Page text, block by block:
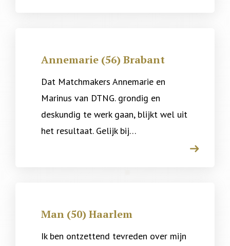
Annemarie (56) Brabant
Dat Matchmakers Annemarie en
Marinus van DTNG. grondig en
deskundig te werk gaan, blijkt wel uit
het resultaat. Gelijk bij…
arrow
Man (50) Haarlem
Ik ben ontzettend tevreden over mijn